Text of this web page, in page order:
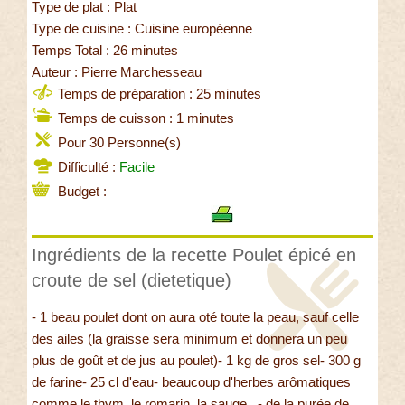
Type de plat : Plat
Type de cuisine : Cuisine européenne
Temps Total : 26 minutes
Auteur : Pierre Marchesseau
Temps de préparation : 25 minutes
Temps de cuisson : 1 minutes
Pour 30 Personne(s)
Difficulté : Facile
Budget :
Ingrédients de la recette Poulet épicé en
croute de sel (dietetique)
- 1 beau poulet dont on aura oté toute la peau, sauf celle
des ailes (la graisse sera minimum et donnera un peu
plus de goût et de jus au poulet)- 1 kg de gros sel- 300 g
de farine- 25 cl d'eau- beaucoup d'herbes arômatiques